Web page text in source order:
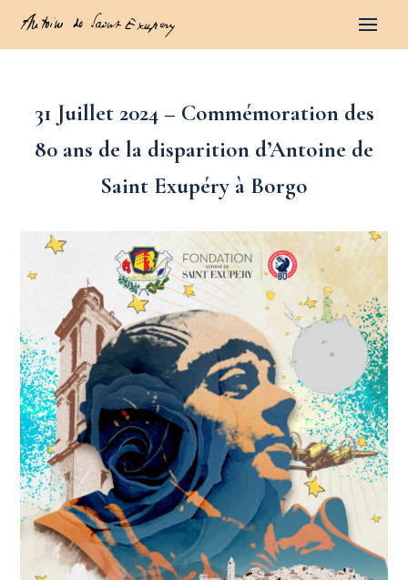
31 Juillet 2024 – Commémoration des
80 ans de la disparition d’Antoine de
Saint Exupéry à Borgo